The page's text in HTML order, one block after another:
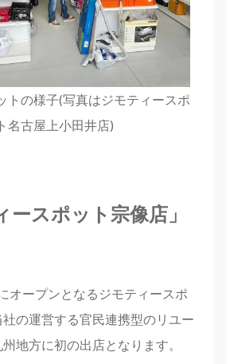
トの様子(写真はジモティースポ
名古屋上小田井店)
ースポット宗像店」
オープンとなるジモティースポ
の運営する官民連携型のリユー
地方に初の出店となります。